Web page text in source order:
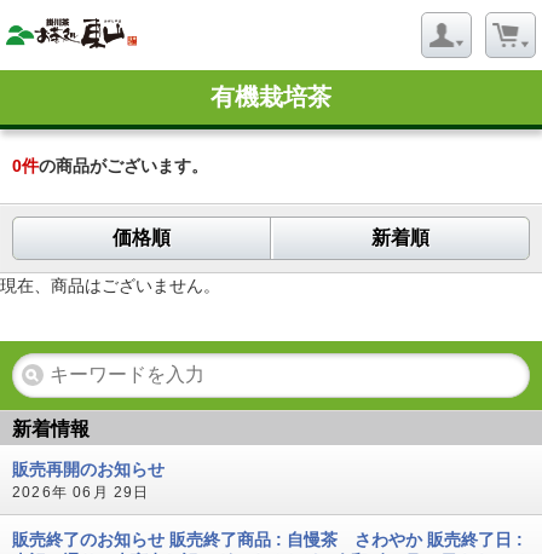
有機栽培茶
0件の商品がございます。
価格順 新着順
現在、商品はございません。
新着情報
販売再開のお知らせ
2026年 06月 29日
販売終了のお知らせ 販売終了商品 : 自慢茶 さわやか 販売終了日 :